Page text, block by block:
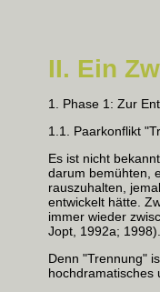
II. Ein
1. Phase 1: Zur
1.1. Paarkonflikt
Es ist nicht
darum bemühten,
rauszuhalten,
entwickelt hätte.
immer wieder
Jopt, 1992a; 1998).
Denn "Trennung"
hochdramatisches